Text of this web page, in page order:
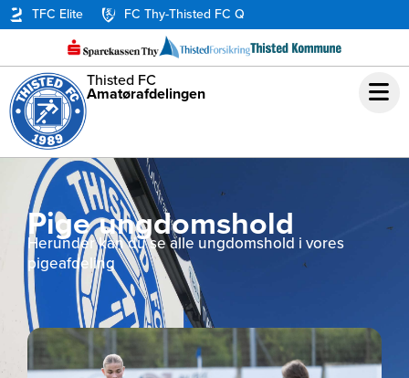
TFC Elite FC Thy-Thisted FC Q
Thisted FC
Amatørafdelingen
Pige ungdomshold
Herunder kan du se alle ungdomshold i vores
pigeafdeling